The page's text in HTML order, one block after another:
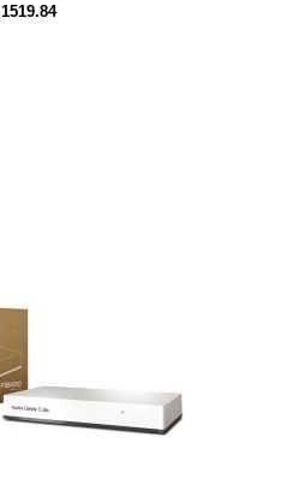
1519.84